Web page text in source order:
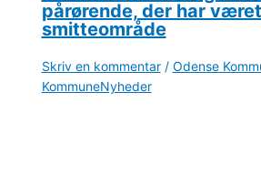
pårørende, der har
smitteområde
Skriv en kommentar / Odense
KommuneNyheder